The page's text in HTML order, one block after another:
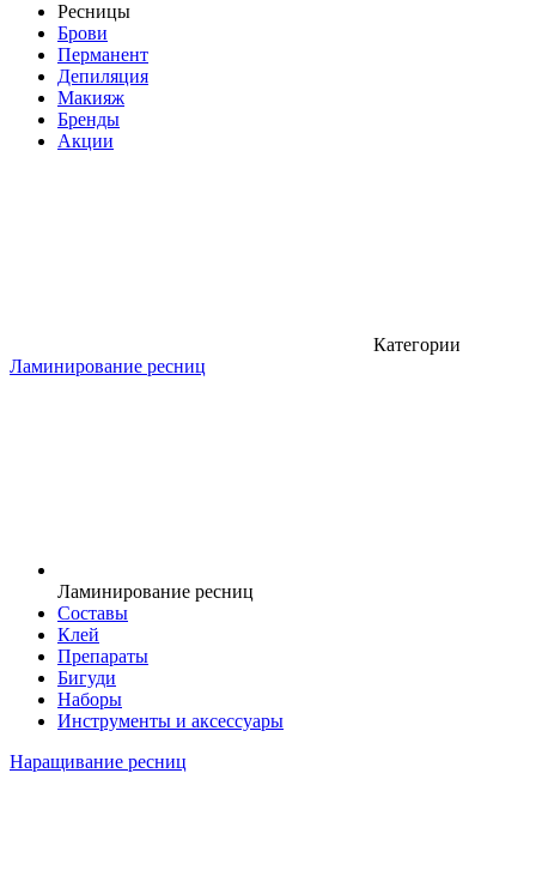
Ресницы
Брови
Перманент
Депиляция
Макияж
Бренды
Акции
Категории
Ламинирование ресниц
Ламинирование ресниц
Составы
Клей
Препараты
Бигуди
Наборы
Инструменты и аксессуары
Наращивание ресниц